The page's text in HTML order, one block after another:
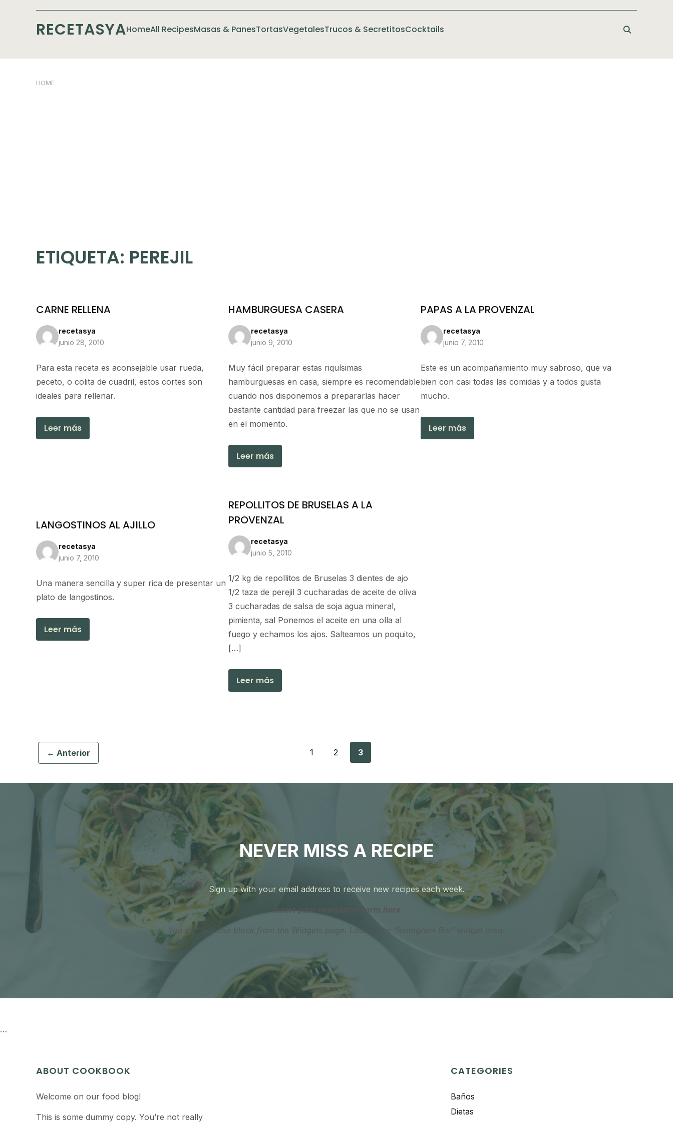
RECETASYAHomeAll RecipesMasas & PanesTortasVegetalesTrucos & SecretitosCocktails
HOME
ETIQUETA: PEREJIL
CARNE RELLENA
recetasya
junio 28, 2010
Para esta receta es aconsejable usar rueda,
peceto, o colita de cuadril, estos cortes son
ideales para rellenar.
Leer más
HAMBURGUESA CASERA
recetasya
junio 9, 2010
Muy fácil preparar estas riquísimas
hamburguesas en casa, siempre es recomendable
cuando nos disponemos a prepararlas hacer
bastante cantidad para freezar las que no se usan
en el momento.
Leer más
PAPAS A LA PROVENZAL
recetasya
junio 7, 2010
Este es un acompañamiento muy sabroso, que va
bien con casi todas las comidas y a todos gusta
mucho.
Leer más
LANGOSTINOS AL AJILLO
recetasya
junio 7, 2010
Una manera sencilla y super rica de presentar un
plato de langostinos.
Leer más
REPOLLITOS DE BRUSELAS A LA
PROVENZAL
recetasya
junio 5, 2010
1/2 kg de repollitos de Bruselas 3 dientes de ajo
1/2 taza de perejil 3 cucharadas de aceite de oliva
3 cucharadas de salsa de soja agua mineral,
pimienta, sal Ponemos el aceite en una olla al
fuego y echamos los ajos. Salteamos un poquito,
[…]
Leer más
← Anterior 1 2 3
NEVER MISS A RECIPE
Sign up with your email address to receive new recipes each week.
Insert your newsletter form here
You can edit this block from the Widgets page. Look in the "Instagram Bar" widget area.
…
ABOUT COOKBOOK
Welcome on our food blog!
This is some dummy copy. You’re not really
CATEGORIES
Baños
Dietas